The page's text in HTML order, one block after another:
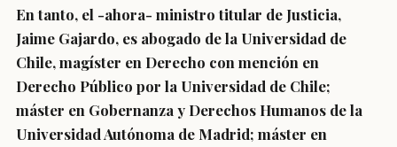
En tanto, el -ahora- ministro titular de Justicia,
Jaime Gajardo, es abogado de la Universidad de
Chile, magíster en Derecho con mención en
Derecho Público por la Universidad de Chile;
máster en Gobernanza y Derechos Humanos de la
Universidad Autónoma de Madrid; máster en